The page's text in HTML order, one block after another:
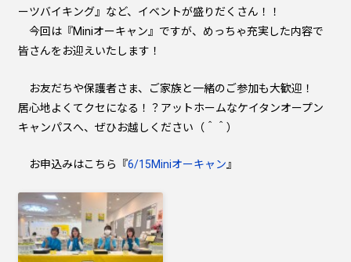
ーツバイキング』など、イベントが盛りだくさん！！
今回は『Miniオーキャン』ですが、めっちゃ充実した内容で
皆さんをお迎えいたします！
お友だちや保護者さま、ご家族と一緒のご参加も大歓迎！
居心地よくてクセになる！？アットホームなケイタンオープン
キャンパスへ、ぜひお越しください（＾＾）
お申込みはこちら『6/15Miniオーキャン 』